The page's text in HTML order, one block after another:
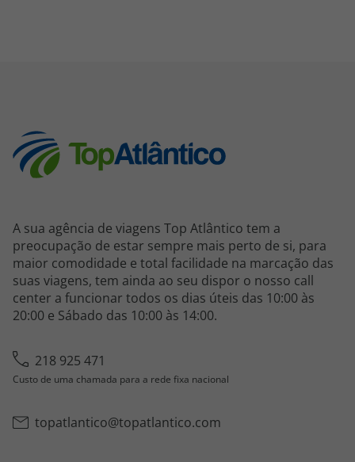
A sua agência de viagens Top Atlântico tem a
preocupação de estar sempre mais perto de si, para
maior comodidade e total facilidade na marcação das
suas viagens, tem ainda ao seu dispor o nosso call
center a funcionar todos os dias úteis das 10:00 às
20:00 e Sábado das 10:00 às 14:00.
218 925 471
Custo de uma chamada para a rede fixa nacional
topatlantico@topatlantico.com